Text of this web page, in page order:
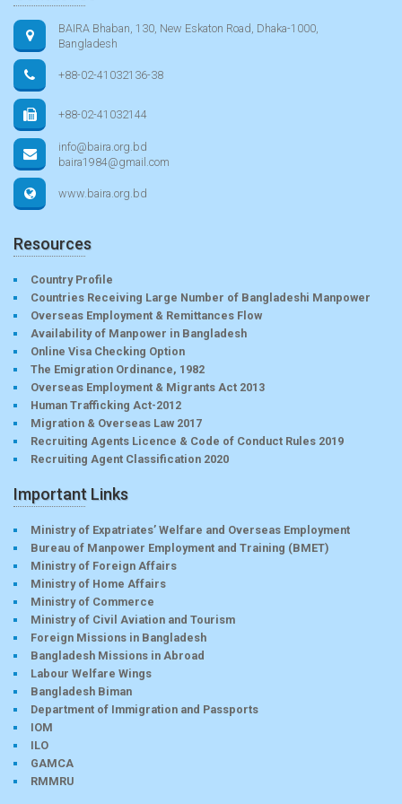
BAIRA Bhaban, 130, New Eskaton Road, Dhaka-1000,
Bangladesh
+88-02-41032136-38
+88-02-41032144
info@baira.org.bd
baira1984@gmail.com
www.baira.org.bd
Resources
Country Profile
Countries Receiving Large Number of Bangladeshi Manpower
Overseas Employment & Remittances Flow
Availability of Manpower in Bangladesh
Online Visa Checking Option
The Emigration Ordinance, 1982
Overseas Employment & Migrants Act 2013
Human Trafficking Act-2012
Migration & Overseas Law 2017
Recruiting Agents Licence & Code of Conduct Rules 2019
Recruiting Agent Classification 2020
Important Links
Ministry of Expatriates’ Welfare and Overseas Employment
Bureau of Manpower Employment and Training (BMET)
Ministry of Foreign Affairs
Ministry of Home Affairs
Ministry of Commerce
Ministry of Civil Aviation and Tourism
Foreign Missions in Bangladesh
Bangladesh Missions in Abroad
Labour Welfare Wings
Bangladesh Biman
Department of Immigration and Passports
IOM
ILO
GAMCA
RMMRU